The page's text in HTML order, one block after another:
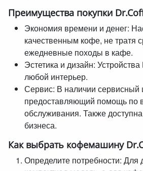
Преимущества покупки
Экономия времени и денег:
качественным кофе, не тратя
ежедневные походы в кафе.
Эстетика и дизайн:
любой интерьер.
Сервис: В наличии сервисный
предоставляющий помощь по
обслуживания. Также
бизнеса.
Как выбрать кофемашину
Определите потребности: Для